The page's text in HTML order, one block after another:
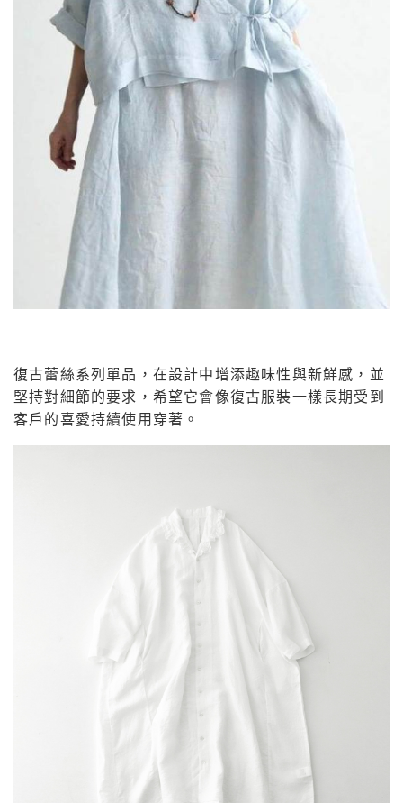
復古蕾絲系列單品，在設計中增添趣味性與新鮮感，並
堅持對細節的要求，希望它會像復古服裝一樣長期受到
客戶的喜愛持續使用穿著。